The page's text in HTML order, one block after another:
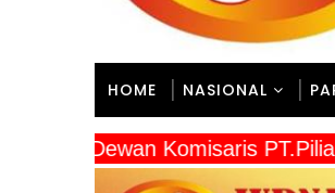
HOME NASIONAL
" Dewan Komisaris